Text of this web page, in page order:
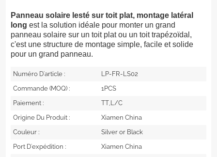
Panneau solaire lesté sur toit plat, montage latéral
long est la solution idéale pour monter un grand
panneau solaire sur un toit plat ou un toit trapézoïdal,
c'est une structure de montage simple, facile et solide
pour un grand panneau.
Numéro D'article :
LP-FR-LS02
Commande (MOQ) :
1PCS
Paiement :
TT,L/C
Origine Du Produit :
Xiamen China
Couleur :
Silver or Black
Port D'expédition :
Xiamen China